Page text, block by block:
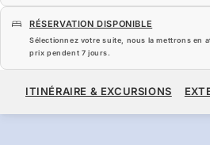
RÉSERVATION DISPONIBLE
Sélectionnez votre suite, nous la mettrons en
prix pendent 7 jours.
À PARTIR DE 24 900 $US
ITINÉRAIRE & EXCURSIONS